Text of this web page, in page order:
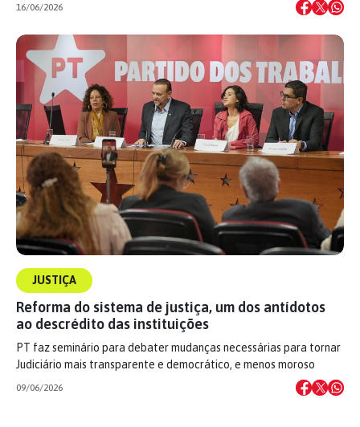
16/06/2026
JUSTIÇA
Reforma do sistema de justiça, um dos antídotos
ao descrédito das instituições
PT faz seminário para debater mudanças necessárias para tornar
Judiciário mais transparente e democrático, e menos moroso
09/06/2026